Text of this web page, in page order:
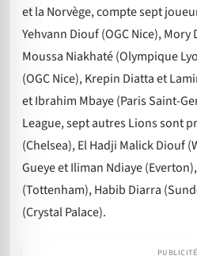
et la Norvège, compte sept
Yehvann Diouf (OGC Nice), Mory
Moussa Niakhaté (Olympique
(OGC Nice), Krepin Diatta et
et Ibrahim Mbaye (Paris Saint-
League, sept autres Lions sont
(Chelsea), El Hadji Malick Diouf
Gueye et Iliman Ndiaye
(Tottenham), Habib Diarra
(Crystal Palace).